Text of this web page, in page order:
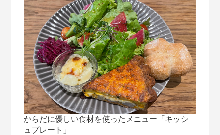
からだに優しい食材を使ったメニュー「キッシ
ュプレート」